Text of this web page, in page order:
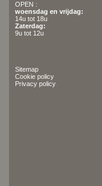
OPEN :
woensdag en vrijdag:
14u tot 18u
Zaterdag:
9u tot 12u
Sitemap
Cookie policy
Privacy policy